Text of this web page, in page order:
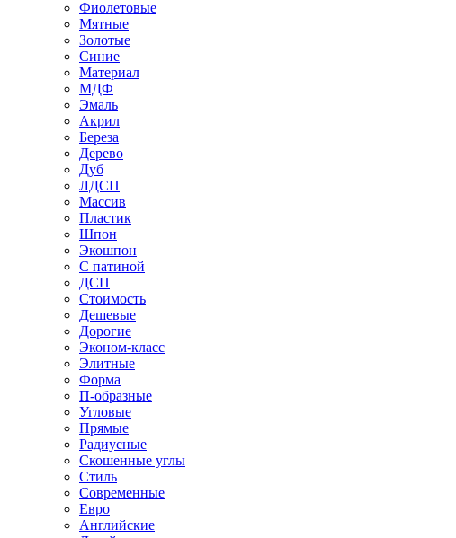
Фиолетовые
Мятные
Золотые
Синие
Материал
МДФ
Эмаль
Акрил
Береза
Дерево
Дуб
ЛДСП
Массив
Пластик
Шпон
Экошпон
С патиной
ДСП
Стоимость
Дешевые
Дорогие
Эконом-класс
Элитные
Форма
П-образные
Угловые
Прямые
Радиусные
Скошенные углы
Стиль
Современные
Евро
Английские